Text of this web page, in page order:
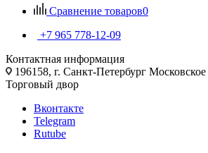
Сравнение товаров0
+7 965 778-12-09
Контактная информация
196158, г. Санкт-Петербург
Торговый двор
Вконтакте
Telegram
Rutube